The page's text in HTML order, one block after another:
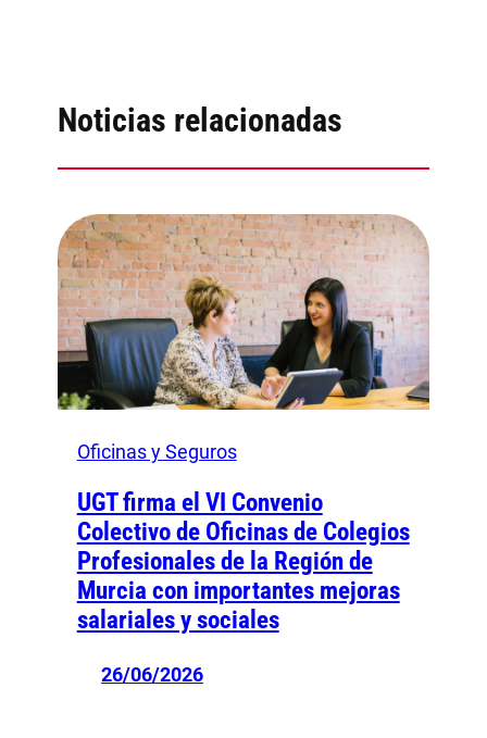
Noticias relacionadas
Oficinas y Seguros
UGT firma el VI Convenio
Colectivo de Oficinas de Colegios
Profesionales de la Región de
Murcia con importantes mejoras
salariales y sociales
26/06/2026